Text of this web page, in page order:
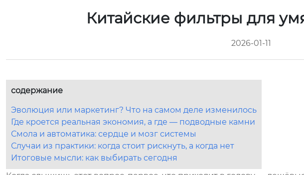
Китайские фильтры для
2026-01-11
содержание
Эволюция или маркетинг? Что на самом деле изменилось
Где кроется реальная экономия, а где — подводные камни
Смола и автоматика: сердце и мозг системы
Случаи из практики: когда стоит рискнуть, а когда нет
Итоговые мысли: как выбирать сегодня